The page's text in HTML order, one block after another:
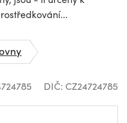
DIČ: CZ24724785